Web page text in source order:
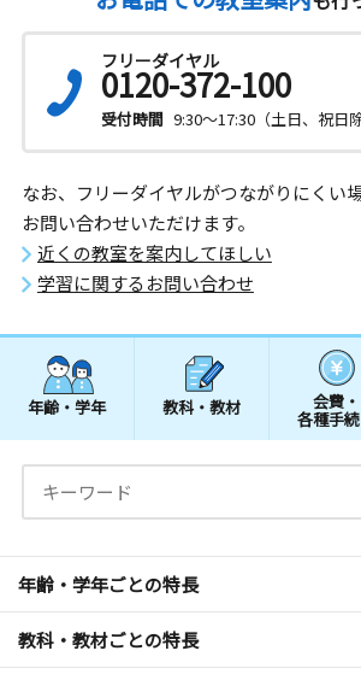
フリーダイヤル
0120-372-100
受付時間 9:30～17:30（土日、祝日除
なお、フリーダイヤルがつながりにくい
お問い合わせいただけます。
近くの教室を案内してほしい
学習に関するお問い合わせ
年齢・学年 教科・教材 会費・
各種手
年齢・学年ごとの特長
教科・教材ごとの特長